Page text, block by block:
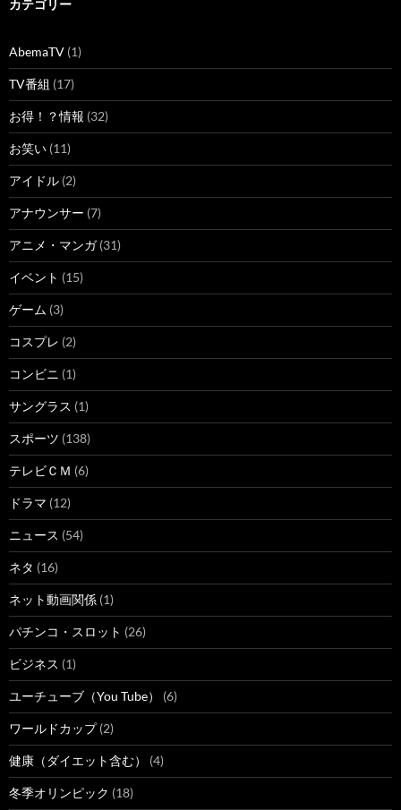
カテゴリー
AbemaTV (1)
TV番組 (17)
お得！？情報 (32)
お笑い (11)
アイドル (2)
アナウンサー (7)
アニメ・マンガ(31)
イベント (15)
ゲーム (3)
コスプレ (2)
コンビニ (1)
サングラス (1)
スポーツ (138)
テレビＣＭ (6)
ドラマ (12)
ニュース (54)
ネタ (16)
ネット動画関係 (1)
パチンコ・スロット (26)
ビジネス (1)
ユーチューブ（You Tube） (6)
ワールドカップ(2)
健康（ダイエット含む） (4)
冬季オリンピック (18)